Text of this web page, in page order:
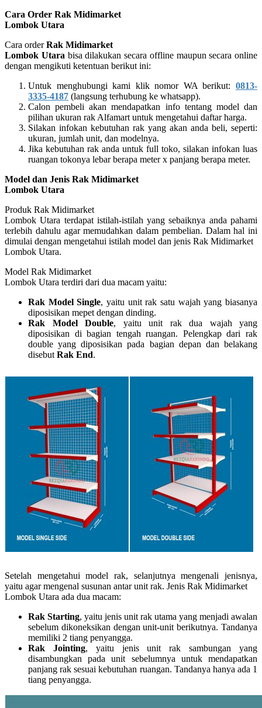
Cara Order Rak Midimarket
Lombok Utara
Cara orderRak Midimarket
Lombok Utara bisa dilakukan secara offline maupun secara online
dengan mengikuti ketentuan berikut ini:
Untuk menghubungi kami klik nomor WA berikut: 0813-
3335-4187 (langsung terhubung ke whatsapp).
Calon pembeli akan mendapatkan info tentang model dan
pilihan ukuran rak Alfamart untuk mengetahui daftar harga.
Silakan infokan kebutuhan rak yang akan anda beli, seperti:
ukuran, jumlah unit, dan modelnya.
Jika kebutuhan rak anda untuk full toko, silakan infokan luas
ruangan tokonya lebar berapa meter x panjang berapa meter.
Model dan Jenis Rak Midimarket
Lombok Utara
Produk Rak Midimarket
Lombok Utara terdapat istilah-istilah yang sebaiknya anda pahami
terlebih dahulu agar memudahkan dalam pembelian. Dalam hal ini
dimulai dengan mengetahui istilah model dan jenis Rak Midimarket
Lombok Utara.
Model Rak Midimarket
Lombok Utara terdiri dari dua macam yaitu:
Rak Model Single, yaitu unit rak satu wajah yang biasanya
diposisikan mepet dengan dinding.
Rak Model Double, yaitu unit rak dua wajah yang
diposisikan di bagian tengah ruangan. Pelengkap dari rak
double yang diposisikan pada bagian depan dan belakang
disebut Rak End.
Setelah mengetahui model rak, selanjutnya mengenali jenisnya,
yaitu agar mengenal susunan antar unit rak. Jenis Rak Midimarket
Lombok Utara ada dua macam:
Rak Starting, yaitu jenis unit rak utama yang menjadi awalan
sebelum dikoneksikan dengan unit-unit berikutnya. Tandanya
memiliki 2 tiang penyangga.
Rak Jointing, yaitu jenis unit rak sambungan yang
disambungkan pada unit sebelumnya untuk mendapatkan
panjang rak sesuai kebutuhan ruangan. Tandanya hanya ada 1
tiang penyangga.